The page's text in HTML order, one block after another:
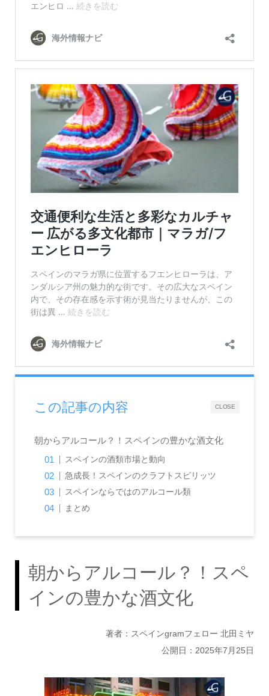
CLOSE
この記事の内容
朝からアルコール？！スペインの豊かな酒文化
スペインの酒類市場と動向
急成長！スペインのクラフトスピリッツ
スペインならではのアルコール類
まとめ
朝からアルコール？！スペ
インの豊かな酒文化
著者：スペインgramフェロー 北田ミヤ
公開日：2025年7月25日